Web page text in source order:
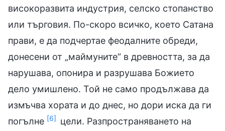
високоразвита индустрия, селско стопанство
или търговия. По-скоро всичко, което Сатана
прави, е да подчертае феодалните обреди,
донесени от „маймуните“ в древността, за да
нарушава, опонира и разрушава Божието
дело умишлено. Той не само продължава да
измъчва хората и до днес, но дори иска да ги
погълне [6] цели. Разпространяването на